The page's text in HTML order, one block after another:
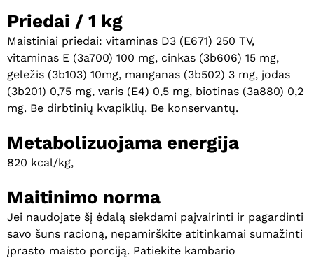
Priedai / 1 kg
Maistiniai priedai: vitaminas D3 (E671) 250 TV,
vitaminas E (3a700) 100 mg, cinkas (3b606) 15 mg,
geležis (3b103) 10mg, manganas (3b502) 3 mg, jodas
(3b201) 0,75 mg, varis (E4) 0,5 mg, biotinas (3a880) 0,2
mg. Be dirbtinių kvapiklių. Be konservantų.
Metabolizuojama energija
820 kcal/kg,
Maitinimo norma
Jei naudojate šį ėdalą siekdami paįvairinti ir pagardinti
savo šuns racioną, nepamirškite atitinkamai sumažinti
įprasto maisto porciją. Patiekite kambario